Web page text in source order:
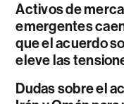
Activos de
emergentes
que el acuerdo
eleve las
Dudas sobre el